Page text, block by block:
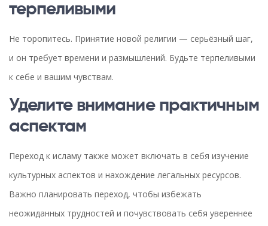
терпеливыми
Не торопитесь. Принятие новой религии — серьёзный шаг,
и он требует времени и размышлений. Будьте терпеливыми
к себе и вашим чувствам.
Уделите внимание практичным
аспектам
Переход к исламу также может включать в себя изучение
культурных аспектов и нахождение легальных ресурсов.
Важно планировать переход, чтобы избежать
неожиданных трудностей и почувствовать себя увереннее